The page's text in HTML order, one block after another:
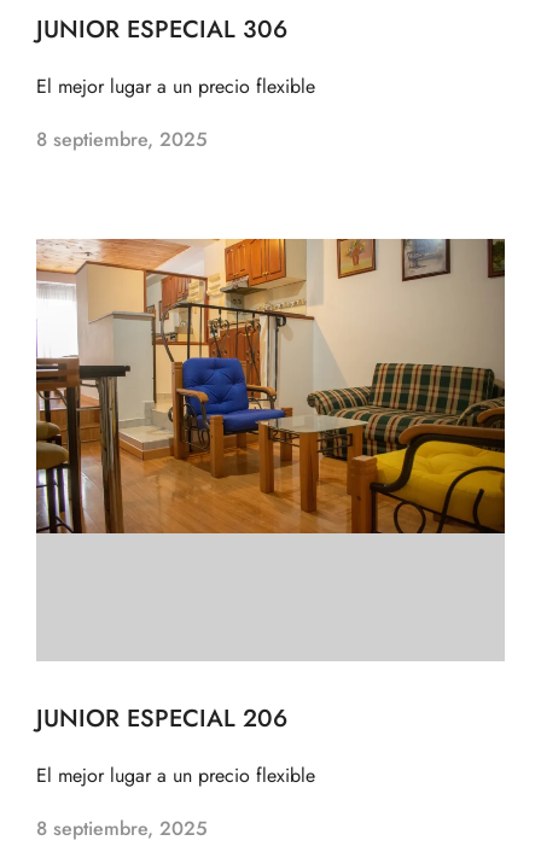
JUNIOR ESPECIAL 306
El mejor lugar a un precio flexible
8 septiembre, 2025
JUNIOR ESPECIAL 206
El mejor lugar a un precio flexible
8 septiembre, 2025